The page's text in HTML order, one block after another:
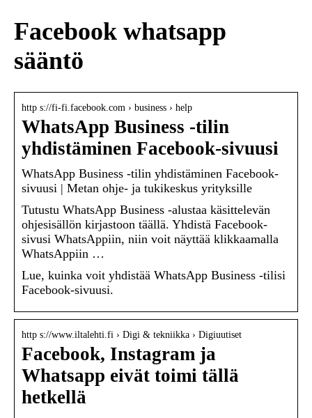
Facebook whatsapp
sääntö
http s://fi-fi.facebook.com › business › help
WhatsApp Business -tilin
yhdistäminen Facebook-sivuusi
WhatsApp Business -tilin yhdistäminen Facebook-
sivuusi | Metan ohje- ja tukikeskus yrityksille
Tutustu WhatsApp Business -alustaa käsittelevän
ohjesisällön kirjastoon täällä. Yhdistä Facebook-
sivusi WhatsAppiin, niin voit näyttää klikkaamalla
WhatsAppiin …
Lue, kuinka voit yhdistää WhatsApp Business -tilisi
Facebook-sivuusi.
http s://www.iltalehti.fi › Digi & tekniikka › Digiuutiset
Facebook, Instagram ja
Whatsapp eivät toimi tällä
hetkellä